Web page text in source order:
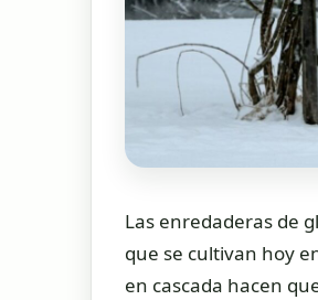
Las enredaderas de
que se cultivan hoy
en cascada hacen